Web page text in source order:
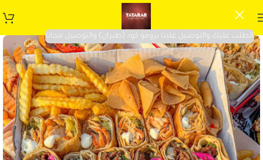
الطلب عليك والتوصيل علينا برومو كود (طيران) والتوصيل مجانا